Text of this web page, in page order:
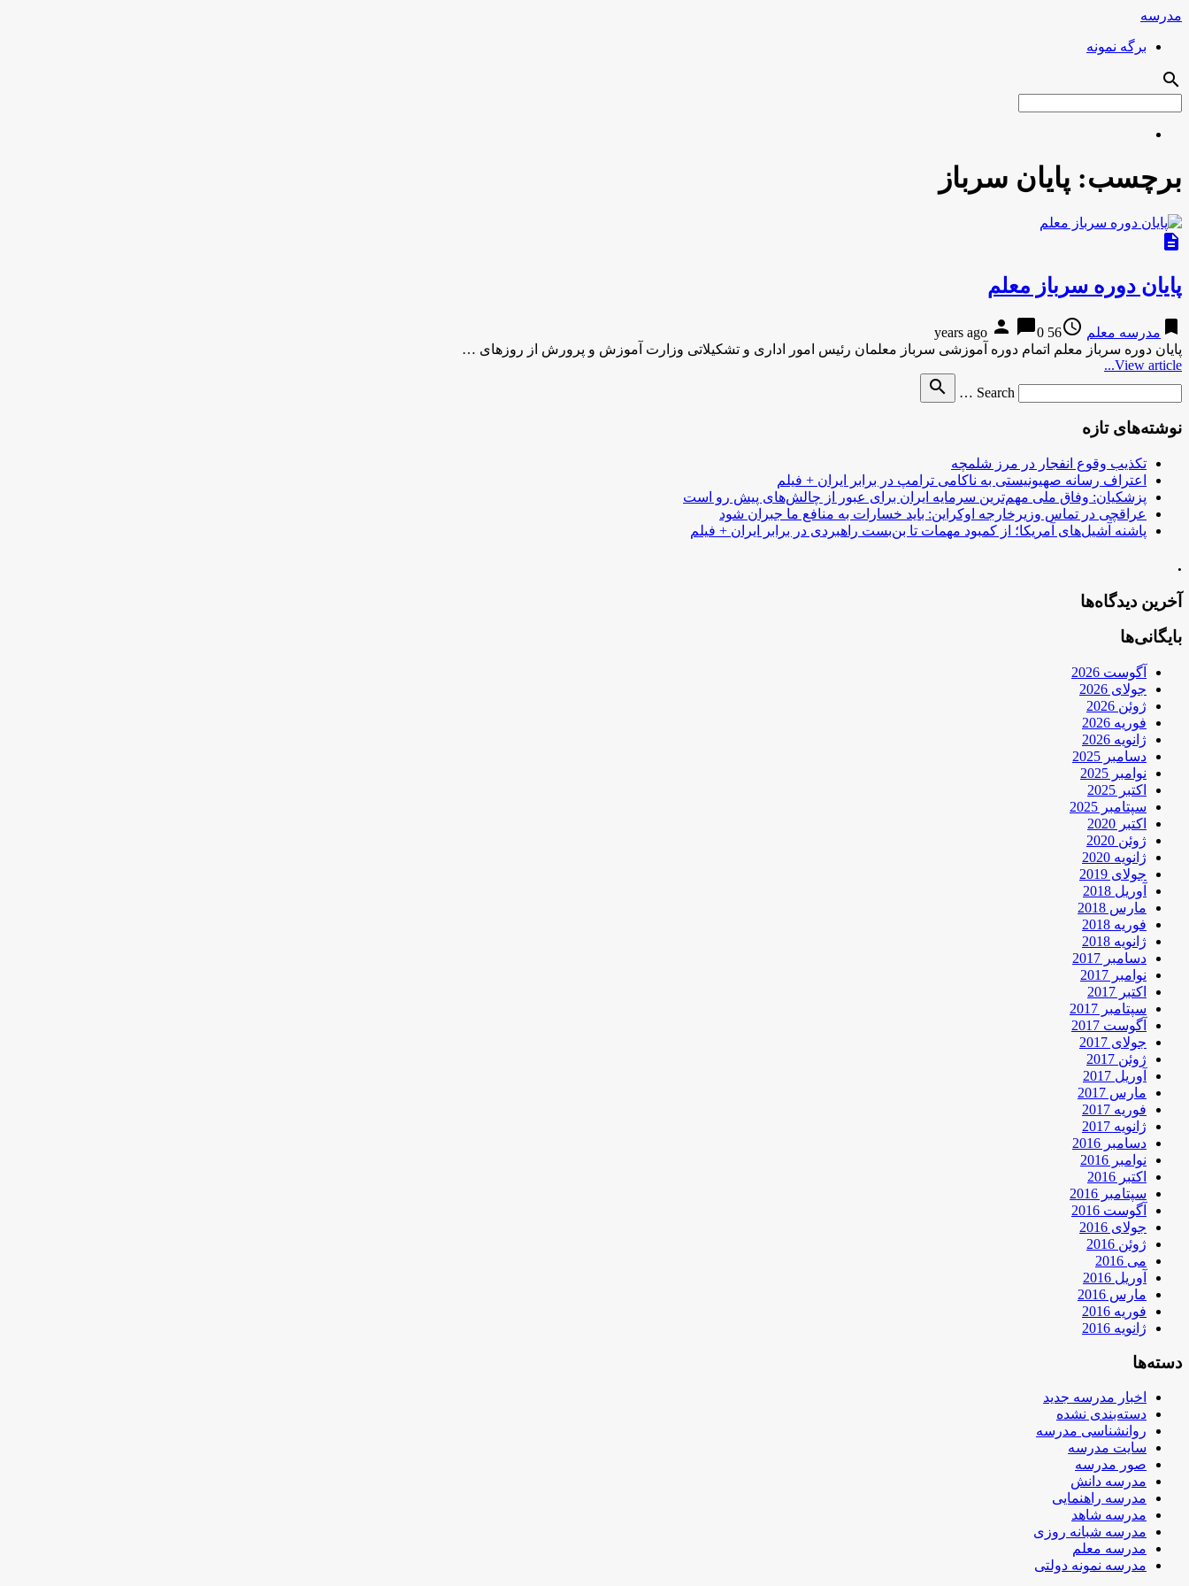
مدرسه
برگه نمونه
search
برچسب: پایان سرباز
description
پایان دوره سرباز معلم
bookmark مدرسه معلم access_time
56 years ago
person chat_bubble0
پایان دوره سرباز معلم اتمام دوره آموزشی سرباز معلمان رئیس امور اداری و تشکیلاتی وزارت آموزش و پرورش از روزهای …
View article...
Search …
search
نوشته‌های تازه
تکذیب وقوع انفجار در مرز شلمچه
اعتراف رسانه صهیونیستی به ناکامی ترامپ در برابر ایران + فیلم
پزشکیان: وفاق ملی مهم‌ترین سرمایه ایران برای عبور از چالش‌های پیش رو است
عراقچی در تماس وزیرخارجه اوکراین: باید خسارات به منافع ما جبران شود
پاشنه آشیل‌های آمریکا؛ از کمبود مهمات تا بن‌بست راهبردی در برابر ایران + فیلم
.
آخرین دیدگاه‌ها
بایگانی‌ها
آگوست 2026
جولای 2026
ژوئن 2026
فوریه 2026
ژانویه 2026
دسامبر 2025
نوامبر 2025
اکتبر 2025
سپتامبر 2025
اکتبر 2020
ژوئن 2020
ژانویه 2020
جولای 2019
آوریل 2018
مارس 2018
فوریه 2018
ژانویه 2018
دسامبر 2017
نوامبر 2017
اکتبر 2017
سپتامبر 2017
آگوست 2017
جولای 2017
ژوئن 2017
آوریل 2017
مارس 2017
فوریه 2017
ژانویه 2017
دسامبر 2016
نوامبر 2016
اکتبر 2016
سپتامبر 2016
آگوست 2016
جولای 2016
ژوئن 2016
می 2016
آوریل 2016
مارس 2016
فوریه 2016
ژانویه 2016
دسته‌ها
اخبار مدرسه جدید
دسته‌بندی نشده
روانشناسی مدرسه
سایت مدرسه
صور مدرسه
مدرسه دانش
مدرسه راهنمایی
مدرسه شاهد
مدرسه شبانه روزی
مدرسه معلم
مدرسه نمونه دولتی